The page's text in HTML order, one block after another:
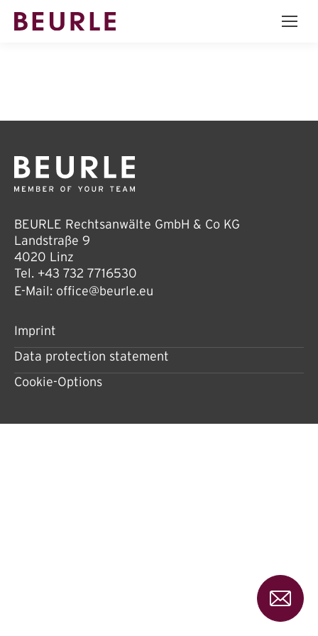
BEURLE Rechtsanwälte GmbH & Co KG
Landstraße 9
4020 Linz
Tel. +43 732 7716530
E-Mail: office@beurle.eu
Imprint
Data protection statement
Cookie-Options